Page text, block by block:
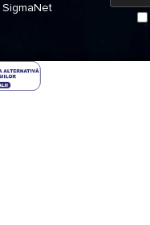
SigmaNet